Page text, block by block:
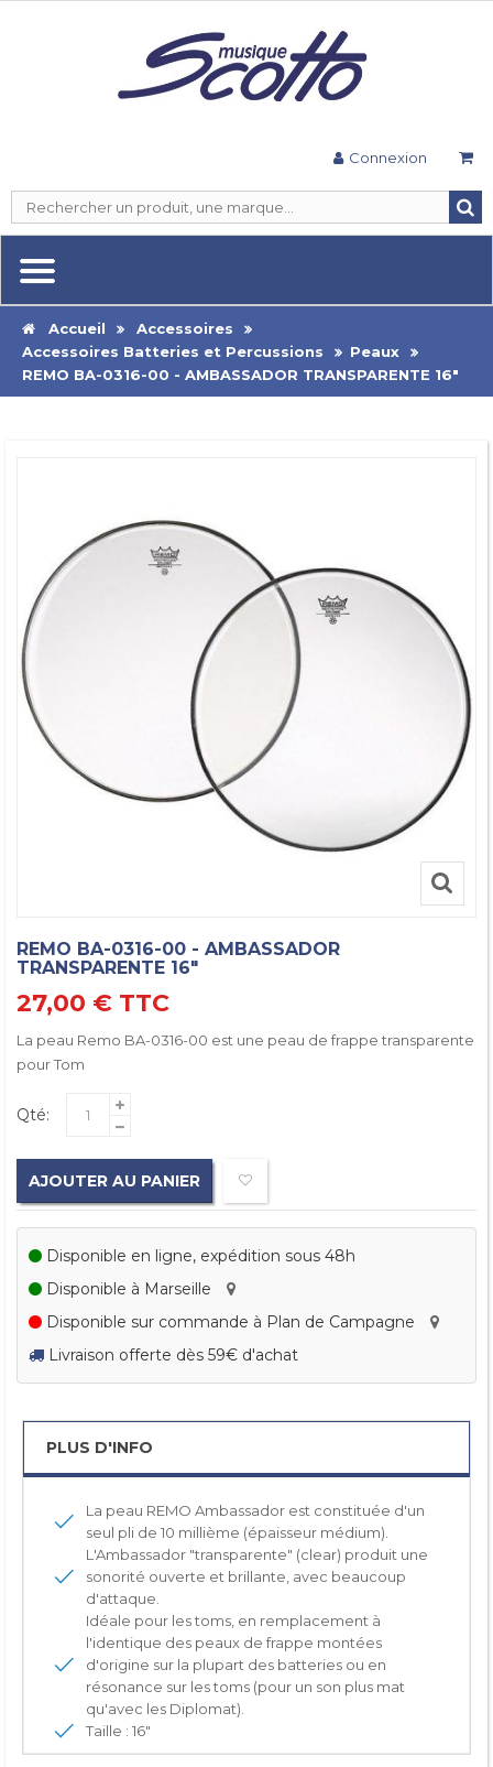
Connexion
Accueil
Accessoires
Accessoires Batteries et Percussions
Peaux
REMO BA-0316-00 - AMBASSADOR TRANSPARENTE 16"
REMO BA-0316-00 - AMBASSADOR
TRANSPARENTE 16"
27,00 € TTC
La peau Remo BA-0316-00 est une peau de frappe transparente
pour Tom
Qté:
AJOUTER AU PANIER
Disponible en ligne, expédition sous 48h
Disponible à Marseille
Disponible sur commande à Plan de Campagne
Livraison offerte dès 59€ d'achat
PLUS D'INFO
La peau REMO Ambassador est constituée d'un
seul pli de 10 millième (épaisseur médium).
L'Ambassador "transparente" (clear) produit une
sonorité ouverte et brillante, avec beaucoup
d'attaque.
Idéale pour les toms, en remplacement à
l'identique des peaux de frappe montées
d'origine sur la plupart des batteries ou en
résonance sur les toms (pour un son plus mat
qu'avec les Diplomat).
Taille : 16"